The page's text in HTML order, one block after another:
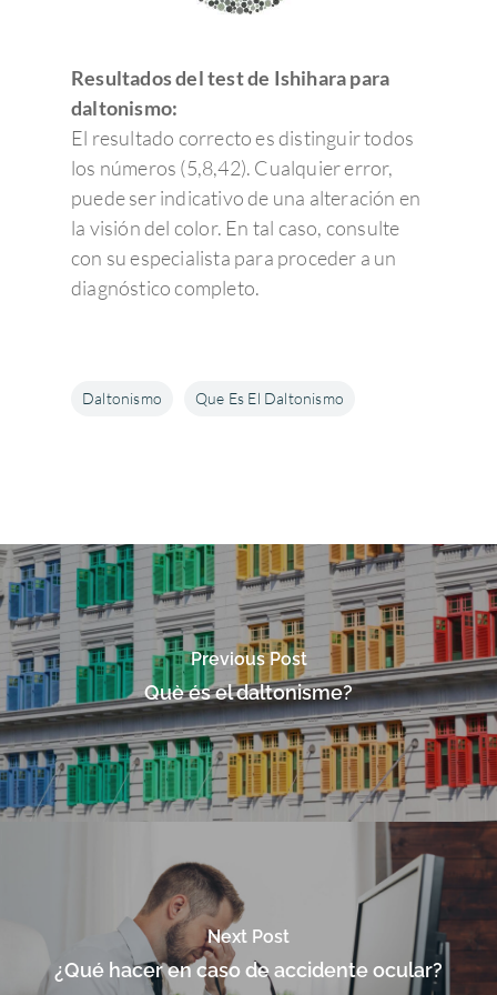
Resultados del test de Ishihara para
daltonismo:
El resultado correcto es distinguir todos
los números (5,8,42). Cualquier error,
puede ser indicativo de una alteración en
la visión del color. En tal caso, consulte
con su especialista para proceder a un
diagnóstico completo.
Daltonismo Que Es El Daltonismo
Previous Post
Què és el daltonisme?
Next Post
¿Qué hacer en caso de accidente ocular?